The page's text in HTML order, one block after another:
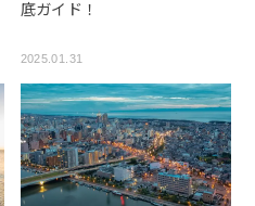
底ガイド！
2025.01.31